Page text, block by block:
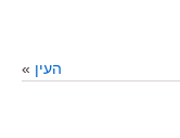
העין »